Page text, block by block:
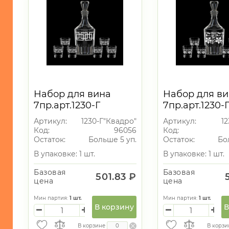
Набор для вина
7пр.арт.1230-Г
"Квадро" (графин 1+6
стопок 50мл.)
Артикул:
1230-Г"Квадро"
Код:
96056
Остаток:
Больше 5 уп.
В упаковке: 1 шт.
Базовая
цена
501.83 ₽
Мин партия: 1 шт.
В корзину
В корзине
Набор для
7пр.арт.1230-
(графин 1+6
50мл.)
Артикул:
Код:
Остаток:
В упаковке: 1 шт.
Базовая
цена
Мин партия: 1 шт.
В